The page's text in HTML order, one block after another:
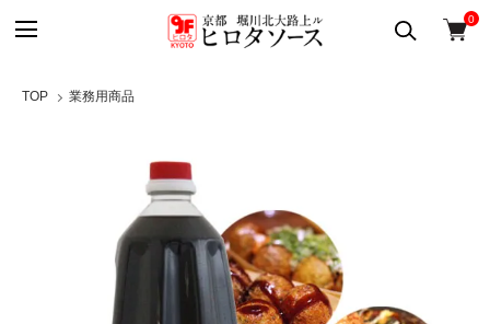
0
TOP 業務用商品